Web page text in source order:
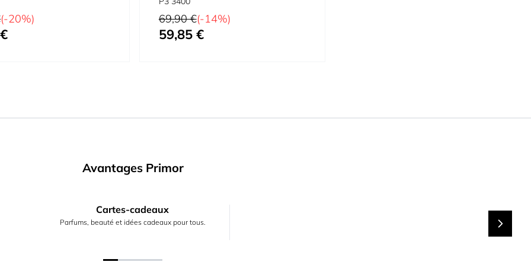
(-20%) Prix normal
69,90 €(-14%)
Prix spécial
59,85 €
Avantages Primor
Cartes-cadeaux
Parfums, beauté et idées cadeaux pour tous.